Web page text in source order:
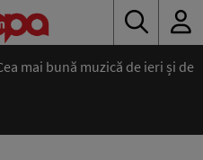
mai bună muzică de ieri și de